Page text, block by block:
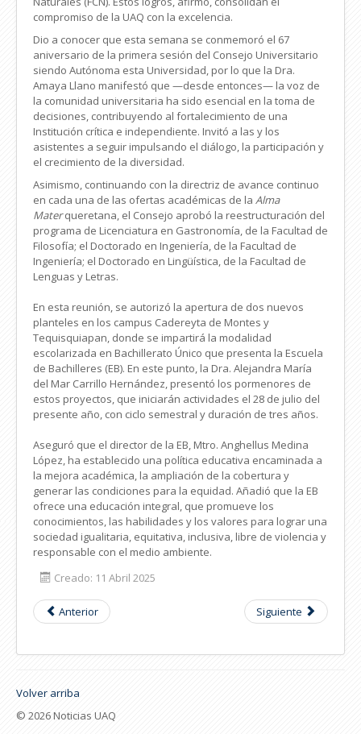
compromiso de la UAQ con la excelencia.
Dio a conocer que esta semana se conmemoró el 67
aniversario de la primera sesión del Consejo Universitario
siendo Autónoma esta Universidad, por lo que la Dra.
Amaya Llano manifestó que —desde entonces— la voz de
la comunidad universitaria ha sido esencial en la toma de
decisiones, contribuyendo al fortalecimiento de una
Institución crítica e independiente. Invitó a las y los
asistentes a seguir impulsando el diálogo, la participación y
el crecimiento de la diversidad.
Asimismo, continuando con la directriz de avance continuo
en cada una de las ofertas académicas de la Alma
Materqueretana, el Consejo aprobó la reestructuración del
programa de Licenciatura en Gastronomía, de la Facultad de
Filosofía; el Doctorado en Ingeniería, de la Facultad de
Ingeniería; el Doctorado en Lingüística, de la Facultad de
Lenguas y Letras.
En esta reunión, se autorizó la apertura de dos nuevos
planteles en los campus Cadereyta de Montes y
Tequisquiapan, donde se impartirá la modalidad
escolarizada en Bachillerato Único que presenta la Escuela
de Bachilleres (EB). En este punto, la Dra. Alejandra María
del Mar Carrillo Hernández, presentó los pormenores de
estos proyectos, que iniciarán actividades el 28 de julio del
presente año, con ciclo semestral y duración de tres años.
Aseguró que el director de la EB, Mtro. Anghellus Medina
López, ha establecido una política educativa encaminada a
la mejora académica, la ampliación de la cobertura y
generar las condiciones para la equidad. Añadió que la EB
ofrece una educación integral, que promueve los
conocimientos, las habilidades y los valores para lograr una
sociedad igualitaria, equitativa, inclusiva, libre de violencia y
responsable con el medio ambiente.
Creado: 11 Abril 2025
Anterior Siguiente
Volver arriba
© 2026 Noticias UAQ